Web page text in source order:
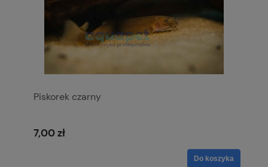
Piskorek czarny
7,00 zł
Do koszyka